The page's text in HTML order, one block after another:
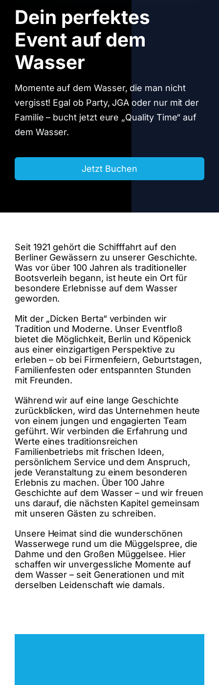
Dein perfektes
Event auf dem
Wasser
Momente auf dem Wasser, die man nicht
vergisst! Egal ob Party, JGA oder nur mit der
Familie – bucht jetzt eure „Quality Time“ auf
dem Wasser.
Jetzt Buchen
Seit 1921 gehört die Schifffahrt auf den
Berliner Gewässern zu unserer Geschichte.
Was vor über 100 Jahren als traditioneller
Bootsverleih begann, ist heute ein Ort für
besondere Erlebnisse auf dem Wasser
geworden.
Mit der „Dicken Berta“ verbinden wir
Tradition und Moderne. Unser Eventfloß
bietet die Möglichkeit, Berlin und Köpenick
aus einer einzigartigen Perspektive zu
erleben – ob bei Firmenfeiern, Geburtstagen,
Familienfesten oder entspannten Stunden
mit Freunden.
Während wir auf eine lange Geschichte
zurückblicken, wird das Unternehmen heute
von einem jungen und engagierten Team
geführt. Wir verbinden die Erfahrung und
Werte eines traditionsreichen
Familienbetriebs mit frischen Ideen,
persönlichem Service und dem Anspruch,
jede Veranstaltung zu einem besonderen
Erlebnis zu machen. Über 100 Jahre
Geschichte auf dem Wasser – und wir freuen
uns darauf, die nächsten Kapitel gemeinsam
mit unseren Gästen zu schreiben.
Unsere Heimat sind die wunderschönen
Wasserwege rund um die Müggelspree, die
Dahme und den Großen Müggelsee. Hier
schaffen wir unvergessliche Momente auf
dem Wasser – seit Generationen und mit
derselben Leidenschaft wie damals.